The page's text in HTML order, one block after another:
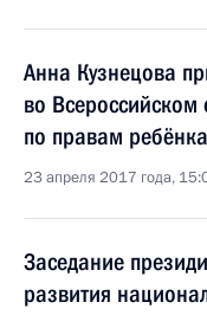
Анна Кузнецова
во Всероссийском
по правам ребёнка
23 апреля 2017 года,
Заседание
развития